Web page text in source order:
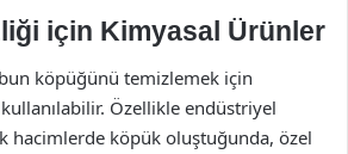
için Kimyasal Ürünler
köpüğünü temizlemek için
Özellikle endüstriyel
hacimlerde köpük oluştuğunda, özel